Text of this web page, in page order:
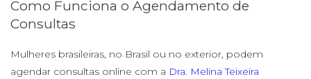
Como Funciona o Agendamento de
Consultas
Mulheres brasileiras, no Brasil ou no exterior, podem
agendar consultas online com a Dra. Melina Teixeira